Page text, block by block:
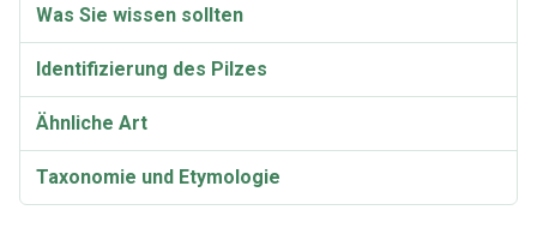
Was Sie wissen sollten
Identifizierung des Pilzes
Ähnliche Art
Taxonomie und Etymologie